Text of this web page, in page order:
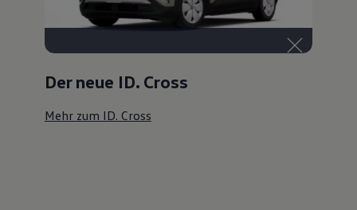
Der neue ID. Cross
Mehr zum ID. Cross